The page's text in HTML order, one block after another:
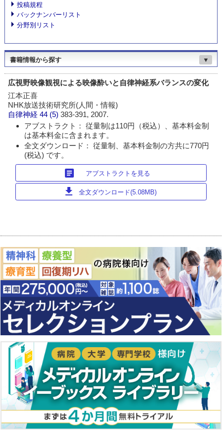
投稿規程
バックナンバーリスト
分野別リスト
書籍情報から探す ▼
広視野映像観視による映像酔いと自律神経系バランスの変化
江本正喜
NHK放送技術研究所(人間・情報)
自律神経 44 (5)383-391, 2007.
アブストラクト： 従量制は110円（税込）、基本料金制
は基本料金に含まれます。
全文ダウンロード： 従量制、基本料金制の方共に770円
(税込) です。
article アブストラクトを見る
download 全文ダウンロード(5.08MB)